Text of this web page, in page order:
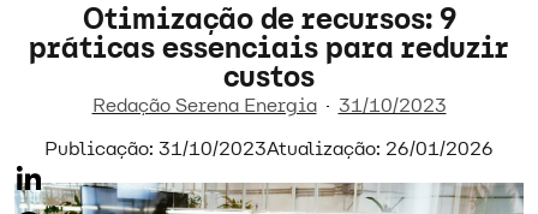
Otimização de recursos: 9
práticas essenciais para reduzir
custos
Redação Serena Energia
31/10/2023
Publicação: 31/10/2023Atualização: 26/01/2026